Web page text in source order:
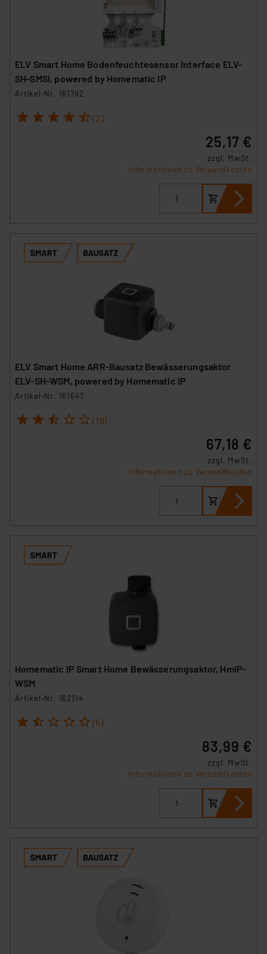
ELV Smart Home Bodenfeuchtesensor Interface ELV-
SH-SMSI, powered by Homematic IP
Artikel-Nr. 161792
1 2 3 4 5 (2)
25,17 €
zzgl. MwSt.
Informationen zu Versandkosten
ELV Smart Home ARR-Bausatz Bewässerungsaktor
ELV-SH-WSM, powered by Homematic IP
Artikel-Nr. 161647
1 2 3 4 5 (18)
67,18 €
zzgl. MwSt.
Informationen zu Versandkosten
Homematic IP Smart Home Bewässerungsaktor, HmIP-
WSM
Artikel-Nr. 162114
1 2 3 4 5 (5)
83,99 €
zzgl. MwSt.
Informationen zu Versandkosten